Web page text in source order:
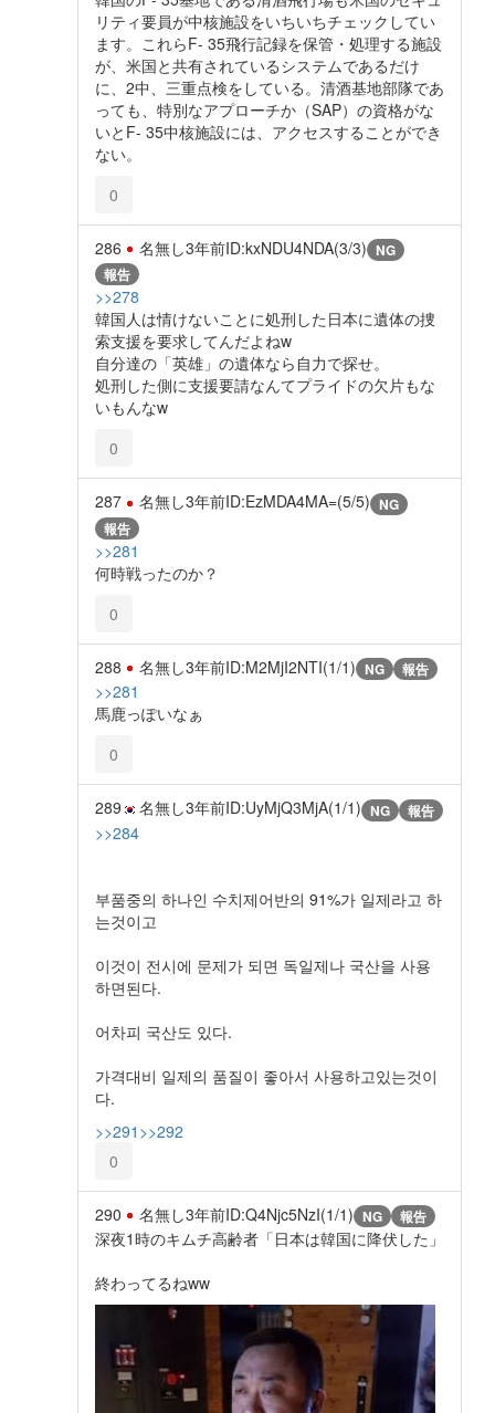
リティ要員が中核施設をいちいちチェックしてい
ます。これらF- 35飛行記録を保管・処理する施設
が、米国と共有されているシステムであるだけ
に、2中、三重点検をしている。清酒基地部隊であ
っても、特別なアプローチか（SAP）の資格がな
いとF- 35中核施設には、アクセスすることができ
ない。
0
286 名無し3年前ID:kxNDU4NDA(3/3) NG
報告
>>278
韓国人は情けないことに処刑した日本に遺体の捜
索支援を要求してんだよねw
自分達の「英雄」の遺体なら自力で探せ。
処刑した側に支援要請なんてプライドの欠片もな
いもんなw
0
287 名無し3年前ID:EzMDA4MA=(5/5) NG
報告
>>281
何時戦ったのか？
0
288 名無し3年前ID:M2MjI2NTI(1/1) NG 報告
>>281
馬鹿っぽいなぁ
0
289 名無し3年前ID:UyMjQ3MjA(1/1) NG 報告
>>284
부품중의 하나인 수치제어반의 91%가 일제라고 하
는것이고
이것이 전시에 문제가 되면 독일제나 국산을 사용
하면된다.
어차피 국산도 있다.
가격대비 일제의 품질이 좋아서 사용하고있는것이
다.
>>291 >>292
0
290 名無し3年前ID:Q4Njc5NzI(1/1) NG 報告
深夜1時のキムチ高齢者「日本は韓国に降伏した」
終わってるねww